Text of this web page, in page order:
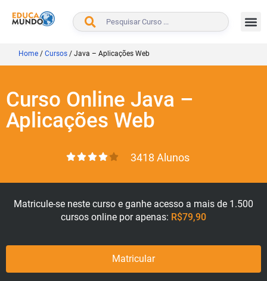
BUSCAR
Home / Cursos / Java – Aplicações Web
Curso Online Java –
Aplicações Web
3418 Alunos
Matricule-se neste curso e ganhe acesso a mais de 1.500
cursos online por apenas: R$79,90
Matricular